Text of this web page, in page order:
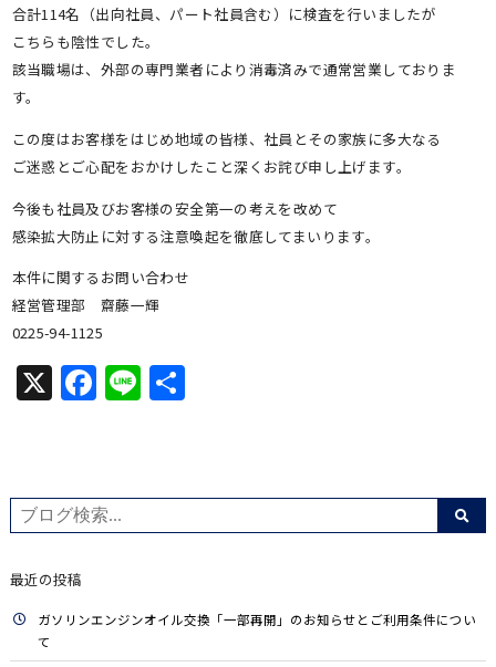
合計114名（出向社員、パート社員含む）に検査を行いましたが
こちらも陰性でした。
該当職場は、外部の専門業者により消毒済みで通常営業しておりま
す。
この度はお客様をはじめ地域の皆様、社員とその家族に多大なる
ご迷惑とご心配をおかけしたこと深くお詫び申し上げます。
今後も社員及びお客様の安全第一の考えを改めて
感染拡大防止に対する注意喚起を徹底してまいります。
本件に関するお問い合わせ
経営管理部 齋藤一輝
0225-94-1125
X Facebook
Line共
最近の投稿
ガソリンエンジンオイル交換「一部再開」のお知らせとご利用条件につい
て